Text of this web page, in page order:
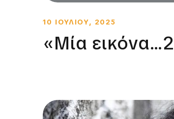
10 ΙΟΥΛΙΟΥ, 2025
«Μία